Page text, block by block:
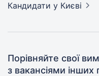
Кандидати у Києві
Порівняйте свої
з вакансіями інших